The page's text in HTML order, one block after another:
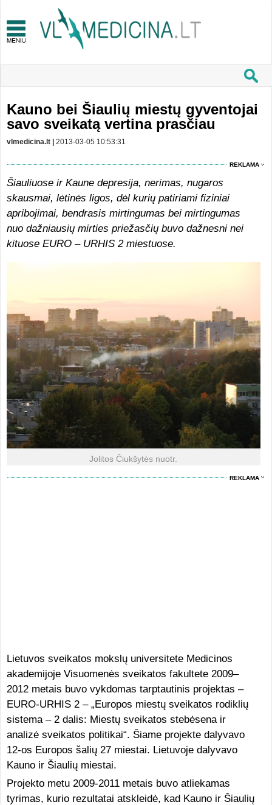
Kauno bei Šiaulių miestų gyventojai
savo sveikatą vertina prasčiau
vlmedicina.lt | 2013-03-05 10:53:31
REKLAMA
Šiauliuose ir Kaune depresija, nerimas, nugaros
skausmai, lėtinės ligos, dėl kurių patiriami fiziniai
apribojimai, bendrasis mirtingumas bei mirtingumas
nuo dažniausių mirties priežasčių buvo dažnesni nei
kituose EURO – URHIS 2 miestuose.
Jolitos Čiukšytės nuotr.
REKLAMA
Lietuvos sveikatos mokslų universitete Medicinos
akademijoje Visuomenės sveikatos fakultete 2009–
2012 metais buvo vykdomas tarptautinis projektas –
EURO-URHIS 2 – „Europos miestų sveikatos rodiklių
sistema – 2 dalis: Miestų sveikatos stebėsena ir
analizė sveikatos politikai“. Šiame projekte dalyvavo
12-os Europos šalių 27 miestai. Lietuvoje dalyvavo
Kauno ir Šiaulių miestai.
Projekto metu 2009-2011 metais buvo atliekamas
tyrimas, kurio rezultatai atskleidė, kad Kauno ir Šiaulių